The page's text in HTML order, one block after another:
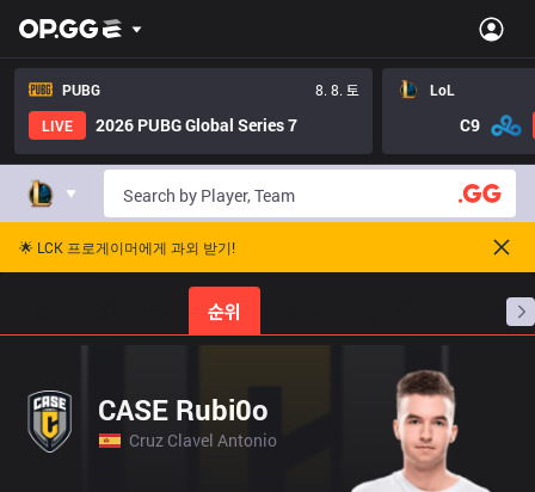
PUBG
8. 8. 토
LIVE
2026 PUBG Global Series 7
LoL
C9
🌟 LCK 프로게이머에게 과외 받기!
순위 프로빌
CASE Rubi0o
Cruz Clavel Antonio